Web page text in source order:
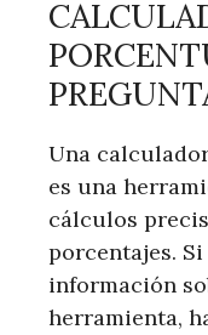
Una
es una
cálculos
porcentajes.
información
herramienta,